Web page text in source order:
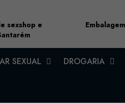
sexshop e
SEXUAL DROGARIA